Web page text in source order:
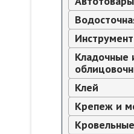
Инструмент
Кладочные
Клей
Крепеж и